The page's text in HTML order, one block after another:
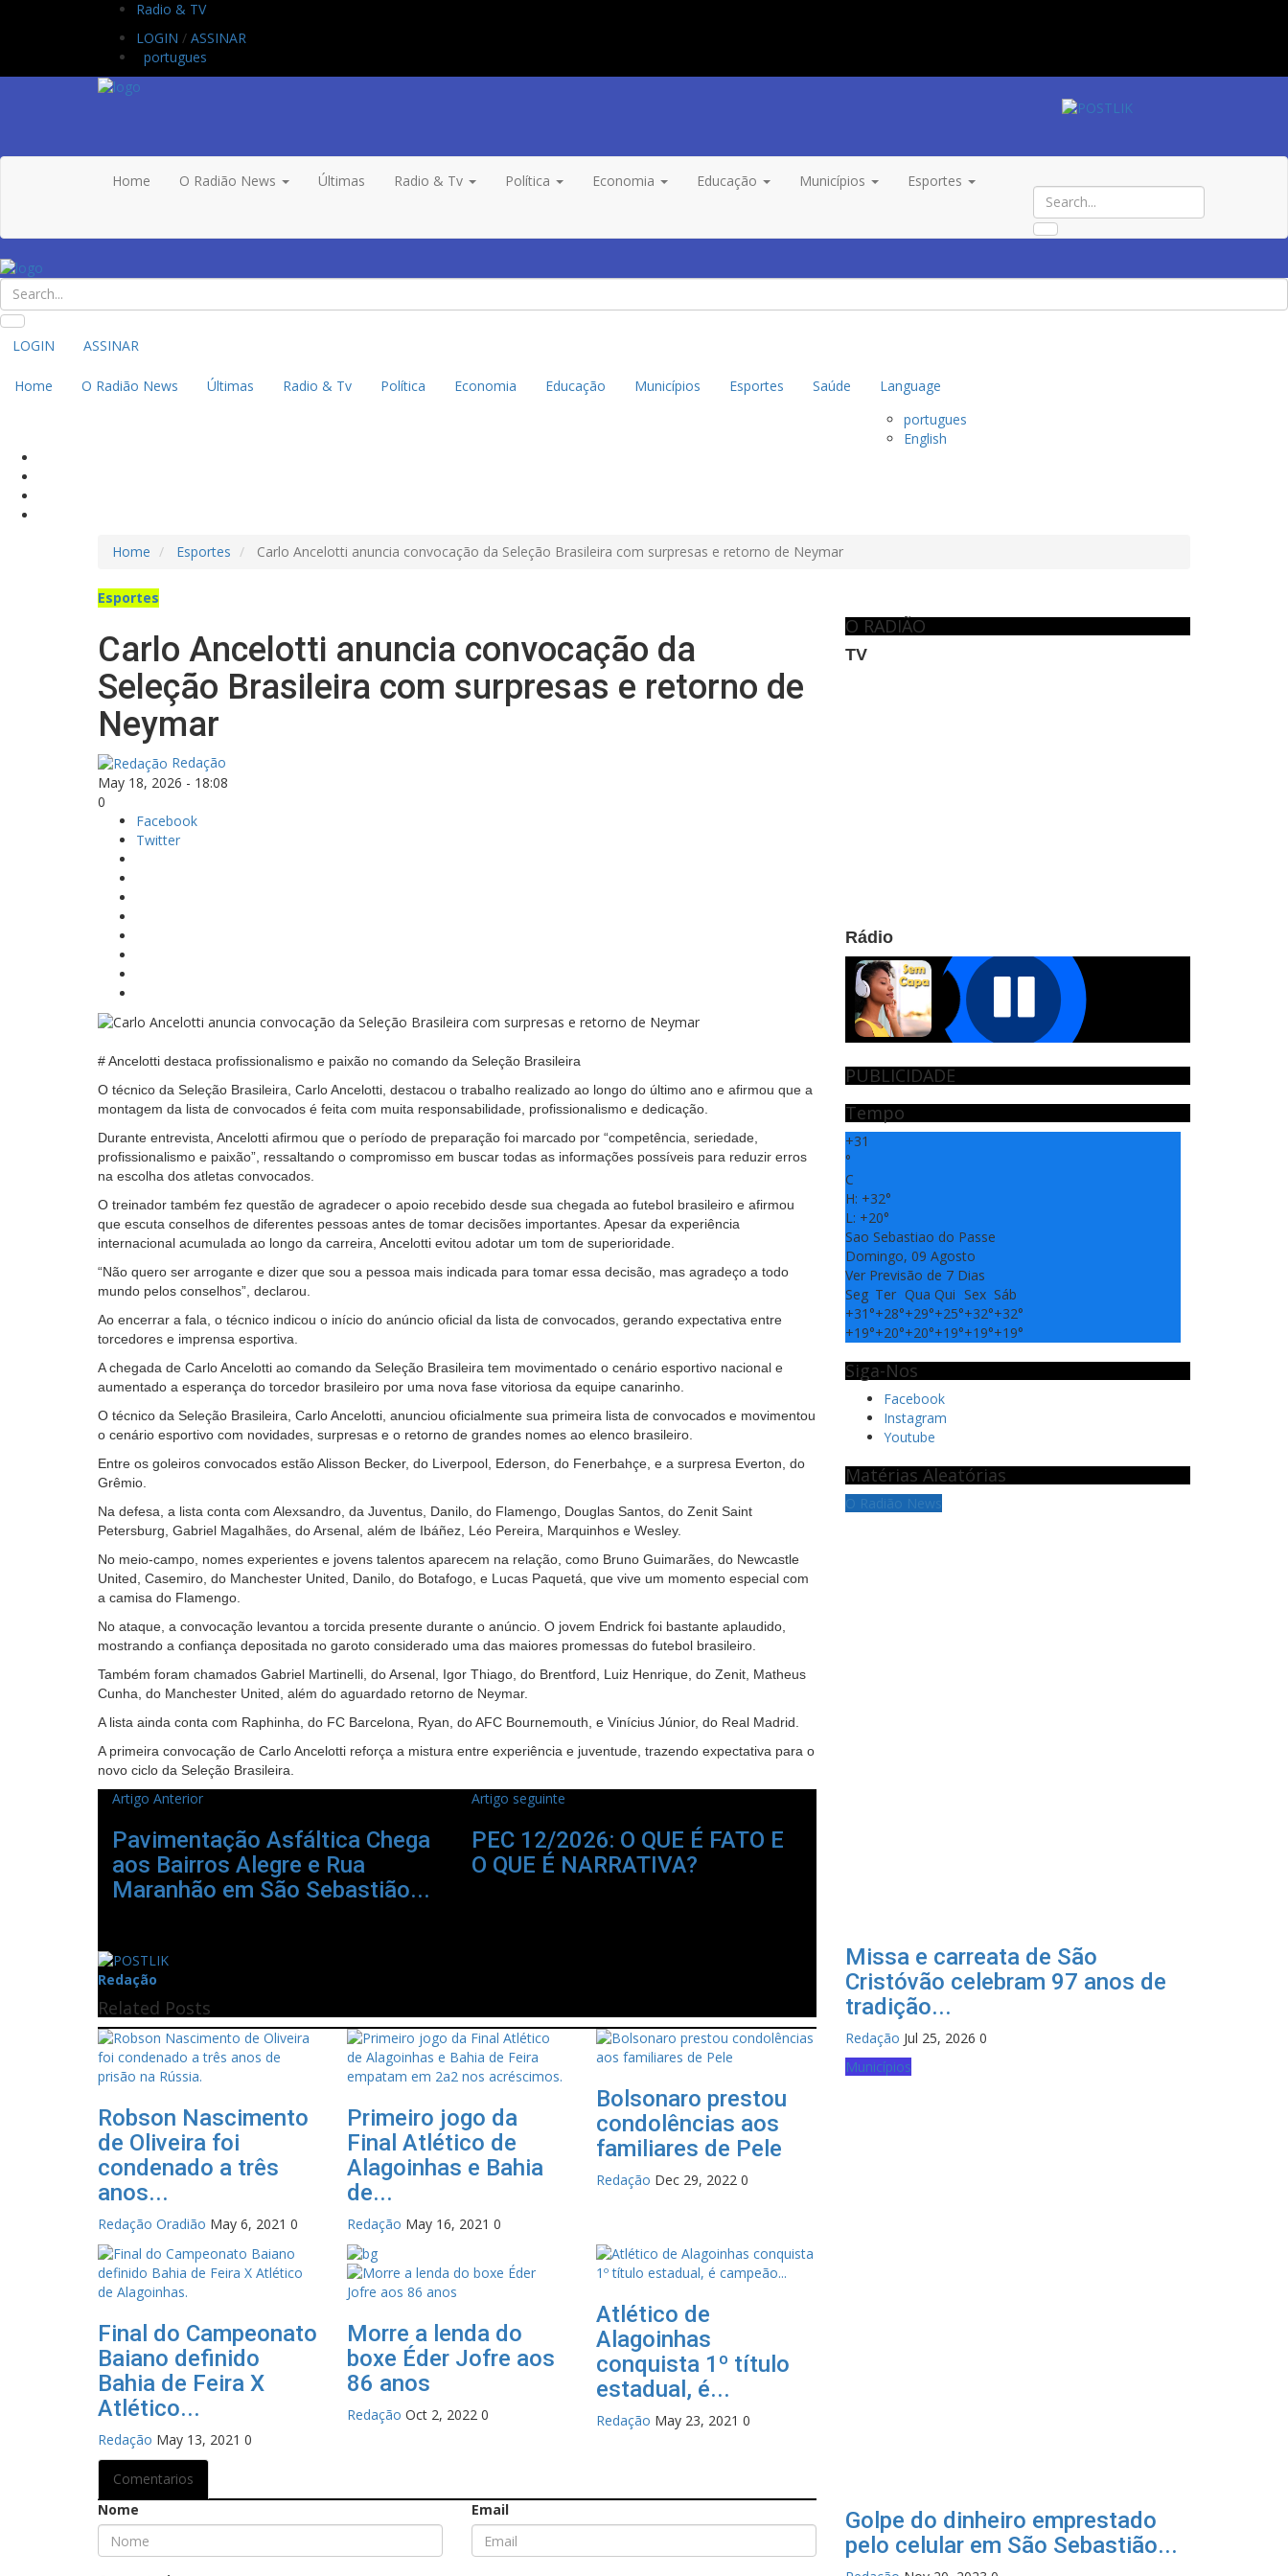
Radio & TV
LOGIN / ASSINAR
portugues
Home O Radião News Últimas Radio & Tv Política Economia Educação Municípios Esportes
LOGIN ASSINAR
Home O Radião News Últimas Radio & Tv Política Economia Educação Municípios Esportes Saúde
Language
portugues
English
Home Esportes Carlo Ancelotti anuncia convocação da Seleção Brasileira com surpresas e retorno de Neymar
Esportes
Carlo Ancelotti anuncia convocação da
Seleção Brasileira com surpresas e retorno de
Neymar
Redação
May 18, 2026 - 18:08
0
Facebook
Twitter
# Ancelotti destaca profissionalismo e paixão no comando da Seleção Brasileira
O técnico da Seleção Brasileira, Carlo Ancelotti, destacou o trabalho realizado ao longo do último ano e afirmou que a
montagem da lista de convocados é feita com muita responsabilidade, profissionalismo e dedicação.
Durante entrevista, Ancelotti afirmou que o período de preparação foi marcado por “competência, seriedade,
profissionalismo e paixão”, ressaltando o compromisso em buscar todas as informações possíveis para reduzir erros
na escolha dos atletas convocados.
O treinador também fez questão de agradecer o apoio recebido desde sua chegada ao futebol brasileiro e afirmou
que escuta conselhos de diferentes pessoas antes de tomar decisões importantes. Apesar da experiência
internacional acumulada ao longo da carreira, Ancelotti evitou adotar um tom de superioridade.
“Não quero ser arrogante e dizer que sou a pessoa mais indicada para tomar essa decisão, mas agradeço a todo
mundo pelos conselhos”, declarou.
Ao encerrar a fala, o técnico indicou o início do anúncio oficial da lista de convocados, gerando expectativa entre
torcedores e imprensa esportiva.
A chegada de Carlo Ancelotti ao comando da Seleção Brasileira tem movimentado o cenário esportivo nacional e
aumentado a esperança do torcedor brasileiro por uma nova fase vitoriosa da equipe canarinho.
O técnico da Seleção Brasileira, Carlo Ancelotti, anunciou oficialmente sua primeira lista de convocados e movimentou
o cenário esportivo com novidades, surpresas e o retorno de grandes nomes ao elenco brasileiro.
Entre os goleiros convocados estão Alisson Becker, do Liverpool, Ederson, do Fenerbahçe, e a surpresa Everton, do
Grêmio.
Na defesa, a lista conta com Alexsandro, da Juventus, Danilo, do Flamengo, Douglas Santos, do Zenit Saint
Petersburg, Gabriel Magalhães, do Arsenal, além de Ibáñez, Léo Pereira, Marquinhos e Wesley.
No meio-campo, nomes experientes e jovens talentos aparecem na relação, como Bruno Guimarães, do Newcastle
United, Casemiro, do Manchester United, Danilo, do Botafogo, e Lucas Paquetá, que vive um momento especial com
a camisa do Flamengo.
No ataque, a convocação levantou a torcida presente durante o anúncio. O jovem Endrick foi bastante aplaudido,
mostrando a confiança depositada no garoto considerado uma das maiores promessas do futebol brasileiro.
Também foram chamados Gabriel Martinelli, do Arsenal, Igor Thiago, do Brentford, Luiz Henrique, do Zenit, Matheus
Cunha, do Manchester United, além do aguardado retorno de Neymar.
A lista ainda conta com Raphinha, do FC Barcelona, Ryan, do AFC Bournemouth, e Vinícius Júnior, do Real Madrid.
A primeira convocação de Carlo Ancelotti reforça a mistura entre experiência e juventude, trazendo expectativa para o
novo ciclo da Seleção Brasileira.
Artigo Anterior
Pavimentação Asfáltica Chega
aos Bairros Alegre e Rua
Maranhão em São Sebastião...
Artigo seguinte
PEC 12/2026: O QUE É FATO E
O QUE É NARRATIVA?
Redação
Related Posts
Robson Nascimento
de Oliveira foi
condenado a três
anos...
Redação Oradião May 6, 2021 0
Primeiro jogo da
Final Atlético de
Alagoinhas e Bahia
de...
Redação May 16, 2021 0
Bolsonaro prestou
condolências aos
familiares de Pele
Redação Dec 29, 2022 0
Final do Campeonato
Baiano definido
Bahia de Feira X
Atlético...
Redação May 13, 2021 0
Morre a lenda do
boxe Éder Jofre aos
86 anos
Redação Oct 2, 2022 0
Atlético de
Alagoinhas
conquista 1º título
estadual, é...
Redação May 23, 2021 0
Comentarios
Nome
Email
O RADIÃO
TV
Rádio
PUBLICIDADE
Tempo
+31
°
C
H: +32°
L: +20°
Sao Sebastiao do Passe
Domingo, 09 Agosto
Ver Previsão de 7 Dias
Seg Ter Qua Qui Sex Sáb
+31°+28°+29°+25°+32°+32°
+19°+20°+20°+19°+19°+19°
Siga-Nos
Facebook
Instagram
Youtube
Matérias Aleatórias
O Radião News
Missa e carreata de São
Cristóvão celebram 97 anos de
tradição...
Redação Jul 25, 2026 0
Municípios
Golpe do dinheiro emprestado
pelo celular em São Sebastião...